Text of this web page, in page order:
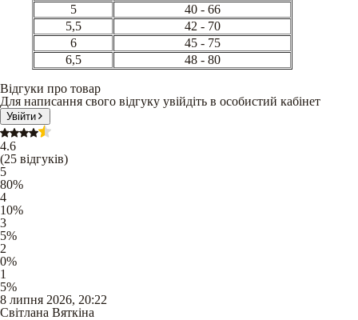
5
40 - 66
5,5
42 - 70
6
45 - 75
6,5
48 - 80
Відгуки про товар
Для написання свого відгуку увійдіть в особистий кабінет
Увійти
4.6
(25 відгуків)
5
80%
4
10%
3
5%
2
0%
1
5%
8 липня 2026, 20:22
Світлана Вяткіна